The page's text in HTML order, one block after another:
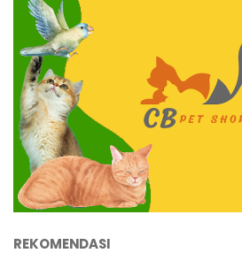
REKOMENDASI